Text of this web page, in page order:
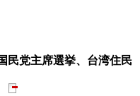
民党主席選挙、台湾住民